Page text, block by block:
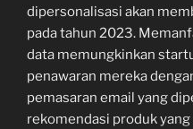
dipersonalisasi akan
pada tahun 2023.
data memungkinkan
penawaran mereka
pemasaran email yang
rekomendasi produk